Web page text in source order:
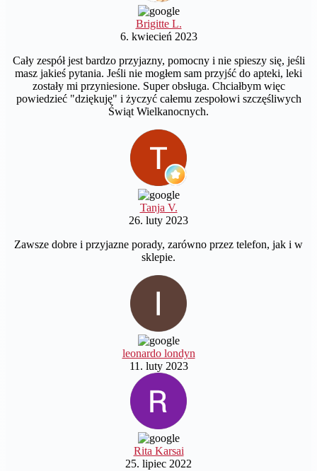
Brigitte L.
6. kwiecień 2023
Cały zespół jest bardzo przyjazny, pomocny i nie spieszy się, jeśli
masz jakieś pytania. Jeśli nie mogłem sam przyjść do apteki, leki
zostały mi przyniesione. Super obsługa. Chciałbym więc
powiedzieć "dziękuję" i życzyć całemu zespołowi szczęśliwych
Świąt Wielkanocnych.
Tanja V.
26. luty 2023
Zawsze dobre i przyjazne porady, zarówno przez telefon, jak i w
sklepie.
leonardo londyn
11. luty 2023
Rita Karsai
25. lipiec 2022